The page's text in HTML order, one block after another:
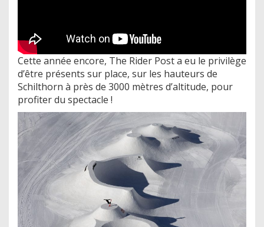
Cette année encore, The Rider Post a eu le privilège
d’être présents sur place, sur les hauteurs de
Schilthorn à près de 3000 mètres d’altitude, pour
profiter du spectacle !